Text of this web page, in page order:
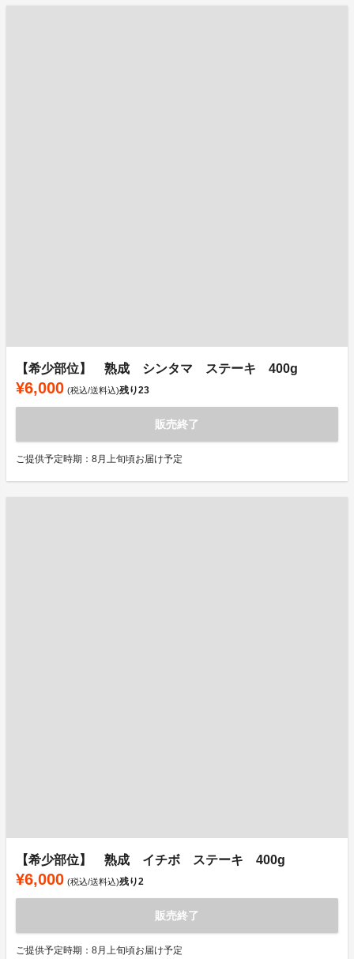
【希少部位】 熟成 シンタマ ステーキ 400g
¥6,000 (税込/送料込)残り23
販売終了
ご提供予定時期：8月上旬頃お届け予定
【希少部位】 熟成 イチボ ステーキ 400g
¥6,000 (税込/送料込)残り2
販売終了
ご提供予定時期：8月上旬頃お届け予定